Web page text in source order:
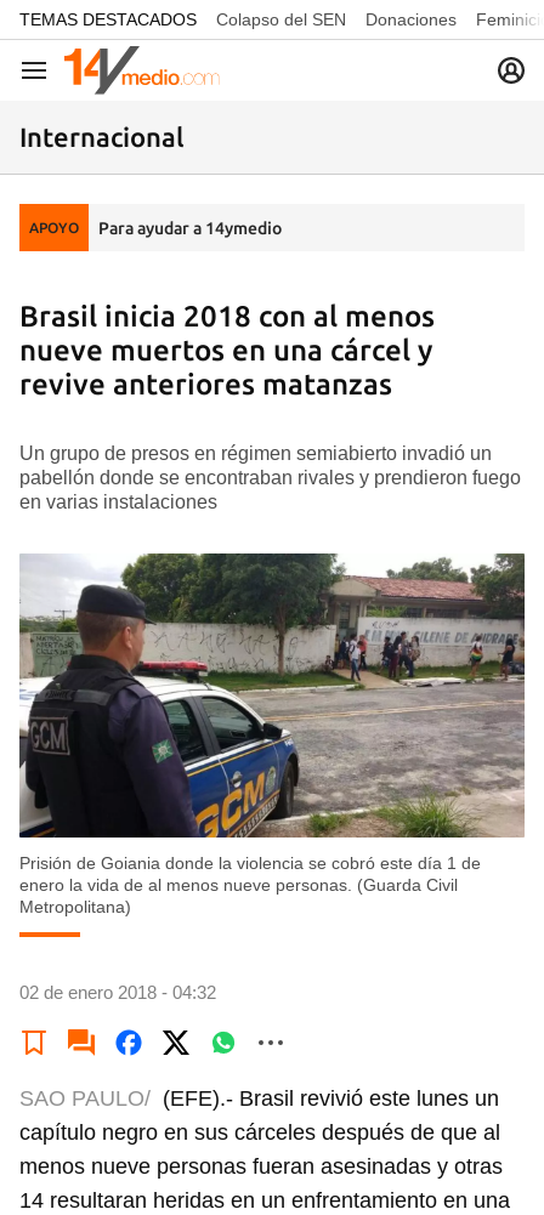
common.go-to-content
TEMAS DESTACADOS Colapso del SEN Donaciones
Navegación
Internacional
APOYO Para ayudar a 14ymedio
Brasil inicia 2018 con al menos
nueve muertos en una cárcel y
revive anteriores matanzas
Un grupo de presos en régimen semiabierto invadió un
pabellón donde se encontraban rivales y prendieron fuego
en varias instalaciones
Prisión de Goiania donde la violencia se cobró este día 1 de
enero la vida de al menos nueve personas. (Guarda Civil
Metropolitana)
02 de enero 2018 - 04:32
SAO PAULO/ (EFE).- Brasil revivió este lunes un
capítulo negro en sus cárceles después de que al
menos nueve personas fueran asesinadas y otras
14 resultaran heridas en un enfrentamiento en una